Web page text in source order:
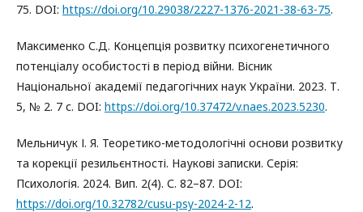
75. DOI: https://doi.org/10.29038/2227-1376-2021-38-63-75.
Максименко С.Д. Концепція розвитку психогенетичного
потенціалу особистості в період війни. Вісник
Національної академії педагогічних наук України. 2023. Т.
5, № 2. 7 с. DOI: https://doi.org/10.37472/v.naes.2023.5230.
Мельничук І. Я. Теоретико-методологічні основи розвитку
та корекції резильєнтності. Наукові записки. Серія:
Психологія. 2024. Вип. 2(4). С. 82–87. DOI:
https://doi.org/10.32782/cusu-psy-2024-2-12.